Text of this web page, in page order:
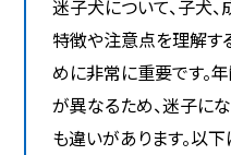
迷子犬について、子犬
特徴や注意点を理解す
めに非常に重要です。
が異なるため、迷子に
も違いがあります。以